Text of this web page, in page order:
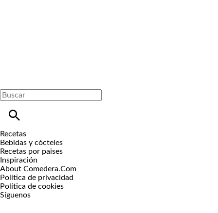
Recetas
Bebidas y cócteles
Recetas por paises
Inspiración
About Comedera.Com
Política de privacidad
Política de cookies
Síguenos